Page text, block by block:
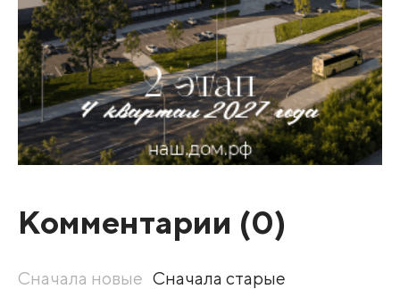
Комментарии (0)
Сначала новые Сначала старые